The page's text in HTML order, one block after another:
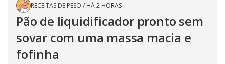
RECEITAS DE PESO / HÁ 2 HORAS
Pão de liquidificador pronto sem
sovar com uma massa macia e
fofinha